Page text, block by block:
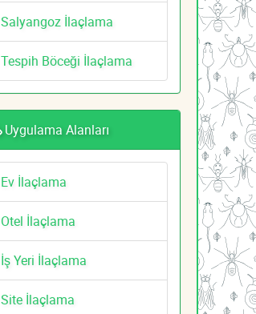
Salyangoz İlaçlama
Tespih Böceği İlaçlama
Uygulama Alanları
Ev İlaçlama
Otel İlaçlama
İş Yeri İlaçlama
Site İlaçlama